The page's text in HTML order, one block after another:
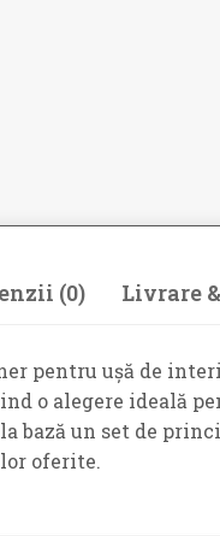
(0) Livrare
pentru ușă de
o alegere ideală
bază un set de
oferite.